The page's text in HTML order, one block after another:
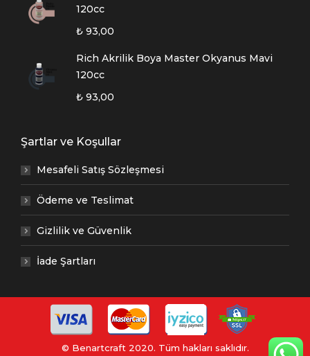
120cc
₺ 93,00
Rich Akrilik Boya Master Okyanus Mavi
120cc
₺ 93,00
Şartlar ve Koşullar
Mesafeli Satış Sözleşmesi
Ödeme ve Teslimat
Gizlilik ve Güvenlik
İade Şartları
© Benartcraft 2020. Tüm hakları saklıdır.